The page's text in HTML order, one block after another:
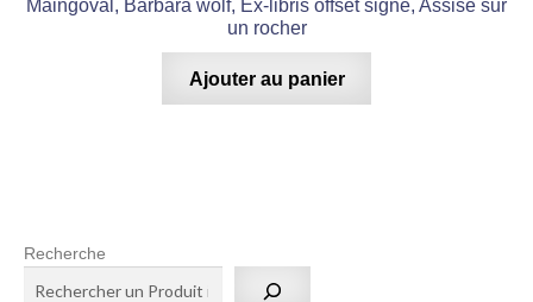
Maingoval, Barbara wolf, Ex-libris offset signé, Assise sur
un rocher
Ajouter au panier
Recherche